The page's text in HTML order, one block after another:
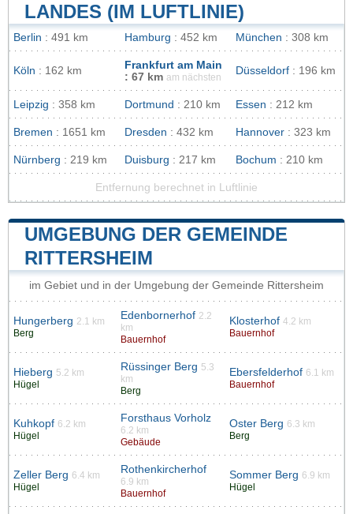
LANDES (IM LUFTLINIE)
Berlin : 491 km Hamburg : 452 km München : 308 km
Köln : 162 km
Frankfurt am Main
: 67 km am nächsten
Düsseldorf : 196 km
Leipzig : 358 km Dortmund : 210 km Essen : 212 km
Bremen : 1651 km Dresden : 432 km Hannover : 323 km
Nürnberg : 219 km Duisburg : 217 km Bochum : 210 km
Entfernung berechnet in Luftlinie
UMGEBUNG DER GEMEINDE
RITTERSHEIM
im Gebiet und in der Umgebung der Gemeinde Rittersheim
Hungerberg 2.1 km
Berg
Edenbornerhof 2.2
km
Bauernhof
Klosterhof 4.2 km
Bauernhof
Hieberg 5.2 km
Hügel
Rüssinger Berg 5.3
km
Berg
Ebersfelderhof 6.1 km
Bauernhof
Kuhkopf 6.2 km
Hügel
Forsthaus Vorholz
6.2 km
Gebäude
Oster Berg 6.3 km
Berg
Zeller Berg 6.4 km
Hügel
Rothenkircherhof
6.9 km
Bauernhof
Sommer Berg 6.9 km
Hügel